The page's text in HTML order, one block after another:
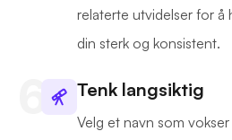
relaterte utvidelser for
din sterk og konsistent.
Tenk langsiktig
Velg et navn som